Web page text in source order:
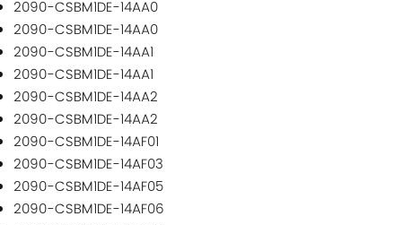
2090-CSBM1DE-14AA0
2090-CSBM1DE-14AA0
2090-CSBM1DE-14AA1
2090-CSBM1DE-14AA1
2090-CSBM1DE-14AA2
2090-CSBM1DE-14AA2
2090-CSBM1DE-14AF01
2090-CSBM1DE-14AF03
2090-CSBM1DE-14AF05
2090-CSBM1DE-14AF06